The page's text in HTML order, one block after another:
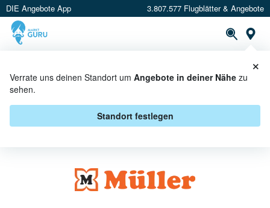
DIE Angebote App 3.807.577 Flugblätter & Angebote
Verrate uns deinen Standort um Angebote in deiner Nähe zu
sehen.
Standort festlegen
×
MÜLLER ANGEBOTE IN
KLAGENFURT AM WÖRTHERSEE